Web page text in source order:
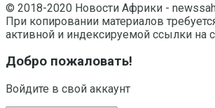
© 2018-2020 Новости Африки -
При копировании материалов
активной и индексируемой ссылки на
Добро пожаловать!
Войдите в свой аккаунт